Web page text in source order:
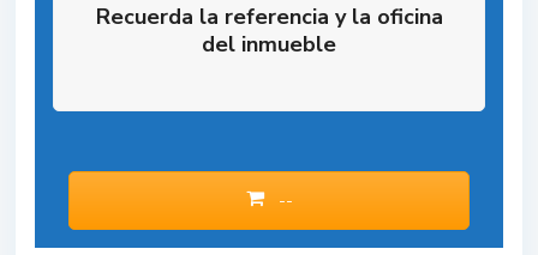
Recuerda la referencia y la oficina
del inmueble
--